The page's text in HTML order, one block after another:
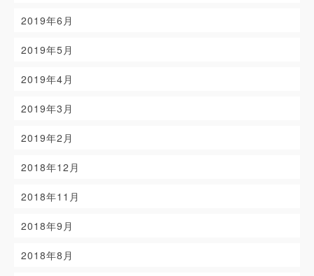
2019年6月
2019年5月
2019年4月
2019年3月
2019年2月
2018年12月
2018年11月
2018年9月
2018年8月